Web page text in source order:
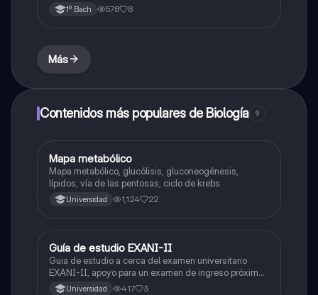
1º Bach 578 8
Más
Contenidos más populares de Biología 9
Biología
Mapa metabólico
Mapa metabólico, glucólisis, gluconeogénesis,
lípidos, vía de las pentosas, ciclo de krebs
Universidad 1,124 22
Historia
Guía de estudio EXANI-II
Guia de estudio a cerca del examen universitario
EXANI-II, apoyo para un examen de ingreso próximo
2026.Universidad 417 3